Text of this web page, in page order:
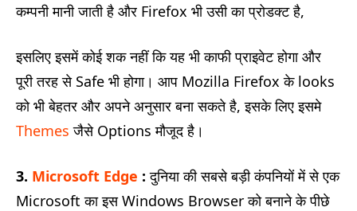
कम्पनी मानी जाती है और Firefox भी उसी का प्रोडक्ट है,
इसलिए इसमें कोई शक नहीं कि यह भी काफी प्राइवेट होगा और
पूरी तरह से Safe भी होगा। आप Mozilla Firefox के looks
को भी बेहतर और अपने अनुसार बना सकते है, इसके लिए इसमे
Themes जैसे Options मौजूद है।
3. Microsoft Edge :दुनिया की सबसे बड़ी कंपनियों में से एक
Microsoft का इस Windows Browser को बनाने के पीछे